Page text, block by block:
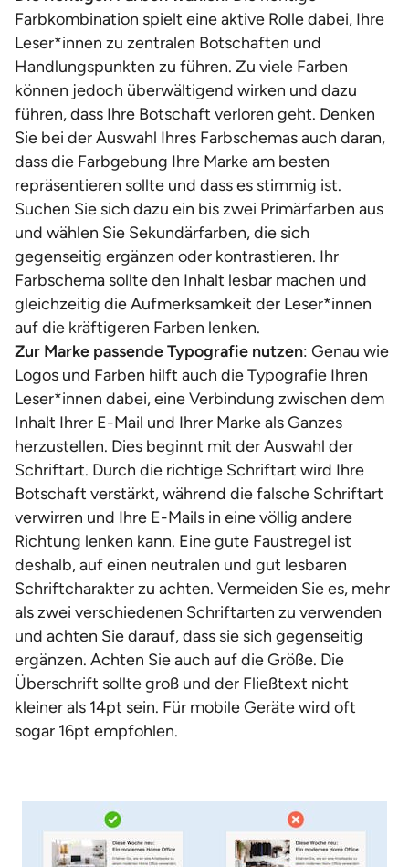
Farbkombination spielt eine aktive Rolle dabei, Ihre
Leser*innen zu zentralen Botschaften und
Handlungspunkten zu führen. Zu viele Farben
können jedoch überwältigend wirken und dazu
führen, dass Ihre Botschaft verloren geht. Denken
Sie bei der Auswahl Ihres Farbschemas auch daran,
dass die Farbgebung Ihre Marke am besten
repräsentieren sollte und dass es stimmig ist.
Suchen Sie sich dazu ein bis zwei Primärfarben aus
und wählen Sie Sekundärfarben, die sich
gegenseitig ergänzen oder kontrastieren. Ihr
Farbschema sollte den Inhalt lesbar machen und
gleichzeitig die Aufmerksamkeit der Leser*innen
auf die kräftigeren Farben lenken.
Zur Marke passende Typografie nutzen: Genau wie
Logos und Farben hilft auch die Typografie Ihren
Leser*innen dabei, eine Verbindung zwischen dem
Inhalt Ihrer E-Mail und Ihrer Marke als Ganzes
herzustellen. Dies beginnt mit der Auswahl der
Schriftart. Durch die richtige Schriftart wird Ihre
Botschaft verstärkt, während die falsche Schriftart
verwirren und Ihre E-Mails in eine völlig andere
Richtung lenken kann. Eine gute Faustregel ist
deshalb, auf einen neutralen und gut lesbaren
Schriftcharakter zu achten. Vermeiden Sie es, mehr
als zwei verschiedenen Schriftarten zu verwenden
und achten Sie darauf, dass sie sich gegenseitig
ergänzen. Achten Sie auch auf die Größe. Die
Überschrift sollte groß und der Fließtext nicht
kleiner als 14pt sein. Für mobile Geräte wird oft
sogar 16pt empfohlen.